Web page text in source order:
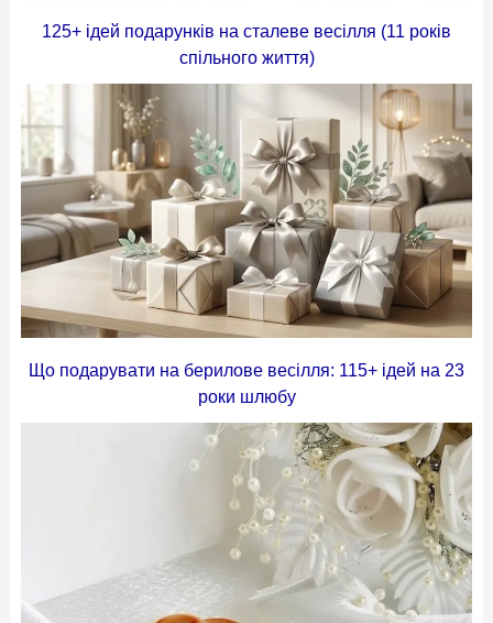
125+ ідей подарунків на сталеве весілля (11 років
спільного життя)
Що подарувати на берилове весілля: 115+ ідей на 23
роки шлюбу